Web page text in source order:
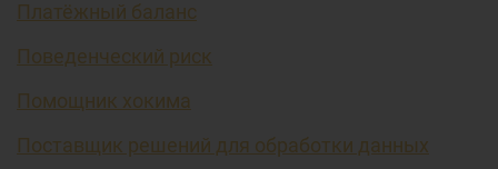
Платёжный баланс
Поведенческий риск
Помощник хокима
Поставщик решений для обработки данных